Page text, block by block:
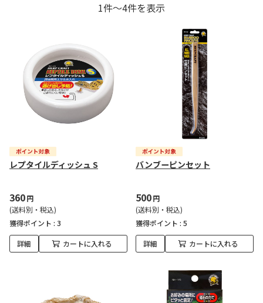
1件～4件を表示
レプタイルディッシュ S
360円
(送料別・税込)
獲得ポイント : 3
詳細 カートに入れる
バンブーピンセット
500円
(送料別・税込)
獲得ポイント : 5
詳細 カートに入れる